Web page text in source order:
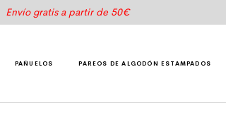
Envío gratis a partir de 50€
PAÑUELOS PAREOS DE ALGODÓN ESTAMPADOS